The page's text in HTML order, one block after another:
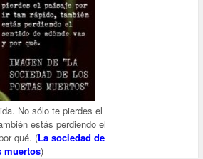
No sólo te pierdes el
estás perdiendo el
qué. (La sociedad de
muertos)